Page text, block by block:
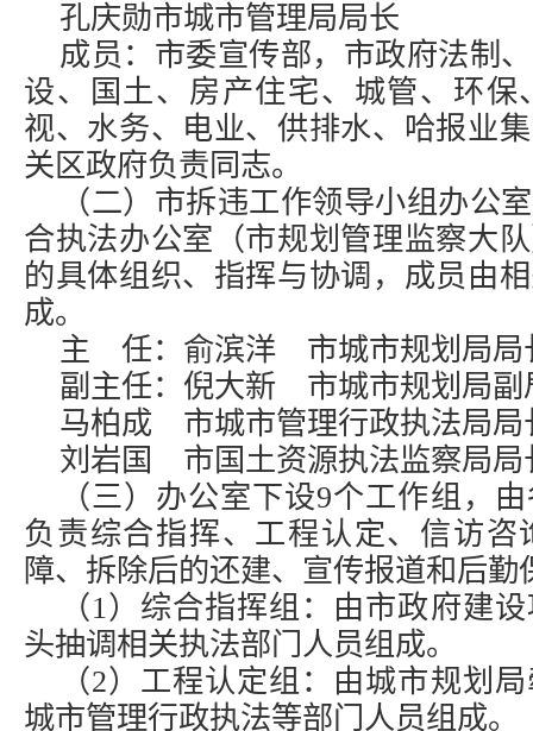
孔庆勋市城市管理局局长
成员：市委宣传部，市政府法制
设、国土、房产住宅、城管、环保
视、水务、电业、供排水、哈报业
关区政府负责同志。
（二）市拆违工作领导小组办公
合执法办公室（市规划管理监察大
的具体组织、指挥与协调，成员由
成。
主 任：俞滨洋 市城市规划局局
副主任：倪大新 市城市规划局副
马柏成 市城市管理行政执法局局
刘岩国 市国土资源执法监察局局
（三）办公室下设9个工作组，
负责综合指挥、工程认定、信访咨
障、拆除后的还建、宣传报道和后勤
（1）综合指挥组：由市政府建
头抽调相关执法部门人员组成。
（2）工程认定组：由城市规划
城市管理行政执法等部门人员组成。